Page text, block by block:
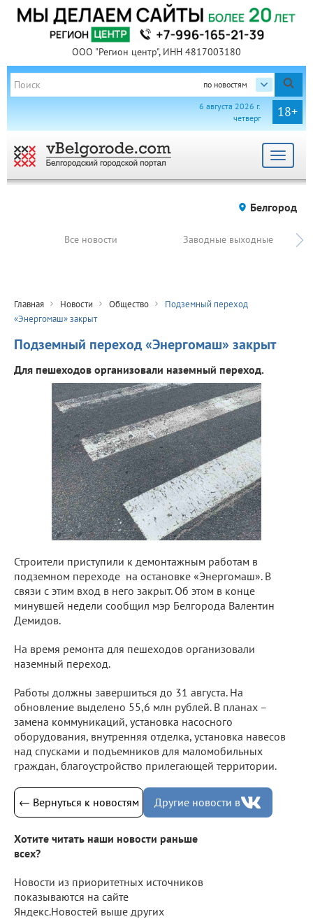
ООО "Регион центр", ИНН 4817003180
по новостям
18+
6 августа 2026 г.
четверг
Toggle
Белгород
Все новости Заводные выходные
Главная Новости Общество
Подземный переход
«Энергомаш» закрыт
Подземный переход «Энергомаш» закрыт
Для пешеходов организовали наземный переход.
Строители приступили к демонтажным работам в
подземном переходе на остановке «Энергомаш». В
связи с этим вход в него закрыт. Об этом в конце
минувшей недели сообщил мэр Белгорода Валентин
Демидов.
На время ремонта для пешеходов организовали
наземный переход.
Работы должны завершиться до 31 августа. На
обновление выделено 55,6 млн рублей. В планах –
замена коммуникаций, установка насосного
оборудования, внутренняя отделка, установка навесов
над спусками и подъемников для маломобильных
граждан, благоустройство прилегающей территории.
← Вернуться к новостям Другие новости в
Хотите читать наши новости раньше
всех?
Новости из приоритетных источников
показываются на сайте
Яндекс.Новостей выше других